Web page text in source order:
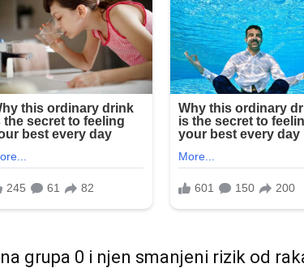
grupa 0 i njen smanjeni rizik od